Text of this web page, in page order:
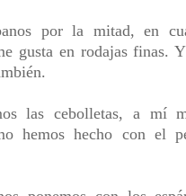
por la mitad, en
gusta en rodajas finas.
las cebolletas, a mí
hemos hecho con el